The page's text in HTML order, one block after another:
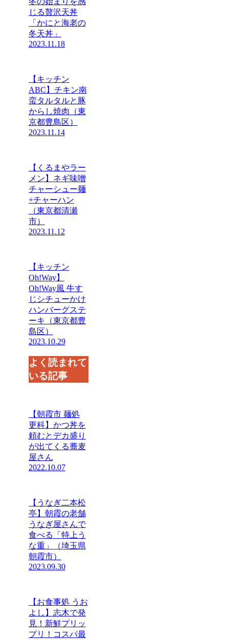
じる贅沢天丼
「かにと海老の
冬天丼」
2023.11.18
【キッチン
ABC】チキン南
蛮タルタルと豚
からし焼肉（東
京都豊島区）
2023.11.14
【くるまやラー
メン】ネギ味噌
チャーシュー麺
+チャーハン
（東京都清瀬
市）
2023.11.12
【キッチン
Oh!Way】
Oh!Way風 牛す
じシチューかけ
ハンバーグステ
ーキ（東京都豊
島区）
2023.10.29
よく読まれて
いる記事
【朝霞市 麺処
更科】かつ丼を
頼むとデカ盛り
が出てくる蕎麦
屋さん
2022.10.07
【うなぎ二本松
亭】朝霞の老舗
うなぎ屋さんで
食べる「特上う
な重」（埼玉県
朝霞市）
2023.09.30
【お食事処 うお
よし】志木で発
見！新鮮プリッ
プリ！コスパ最